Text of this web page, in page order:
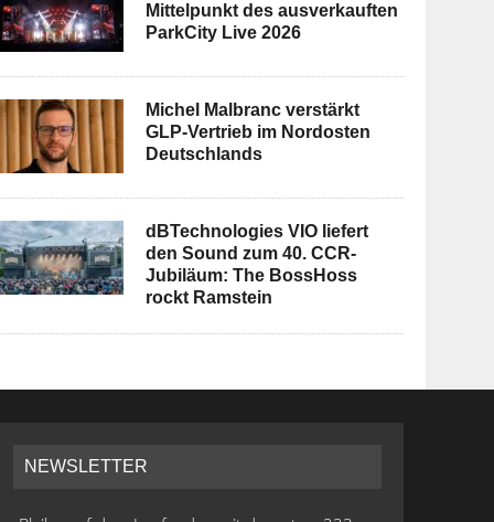
Mittelpunkt des ausverkauften
ParkCity Live 2026
Michel Malbranc verstärkt
GLP-Vertrieb im Nordosten
Deutschlands
dBTechnologies VIO liefert
den Sound zum 40. CCR-
Jubiläum: The BossHoss
rockt Ramstein
NEWSLETTER